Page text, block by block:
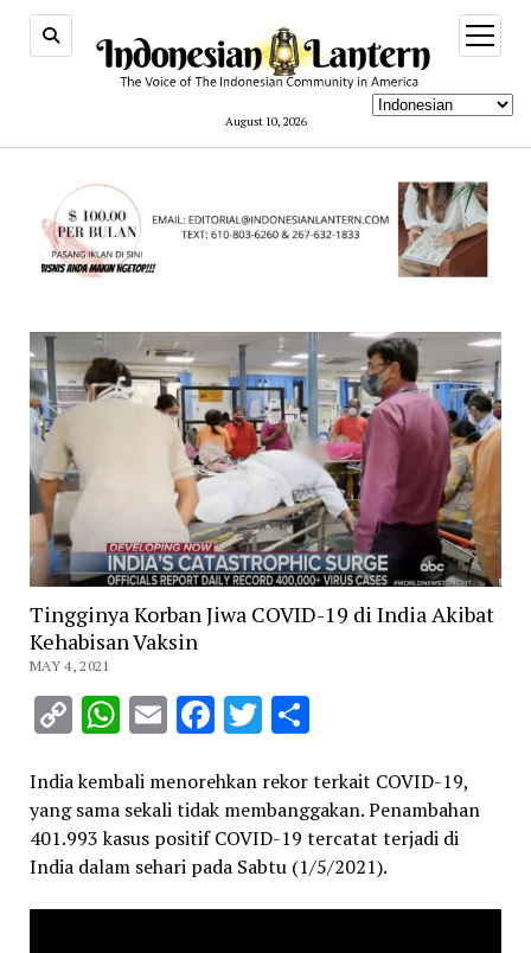
August 10, 2026
open
menu
Tingginya Korban Jiwa COVID-19 di India Akibat
Kehabisan Vaksin
MAY 4, 2021
CopyWhatsApp
EmailFacebook
Twitter
Share
India kembali menorehkan rekor terkait COVID-19,
yang sama sekali tidak membanggakan. Penambahan
401.993 kasus positif COVID-19 tercatat terjadi di
India dalam sehari pada Sabtu (1/5/2021).